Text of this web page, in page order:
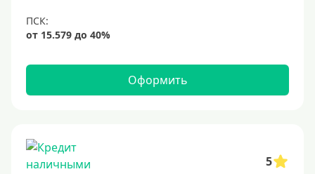
Оформить
5